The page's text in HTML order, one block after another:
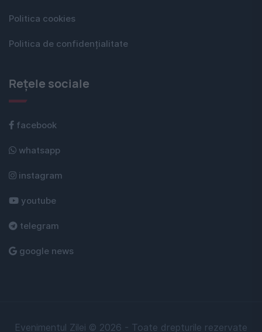
Politica cookies
Politica de confidențialitate
Rețele sociale
facebook
whatsapp
instagram
youtube
telegram
google news
Evenimentul Zilei © 2026 - Toate drepturile rezervate